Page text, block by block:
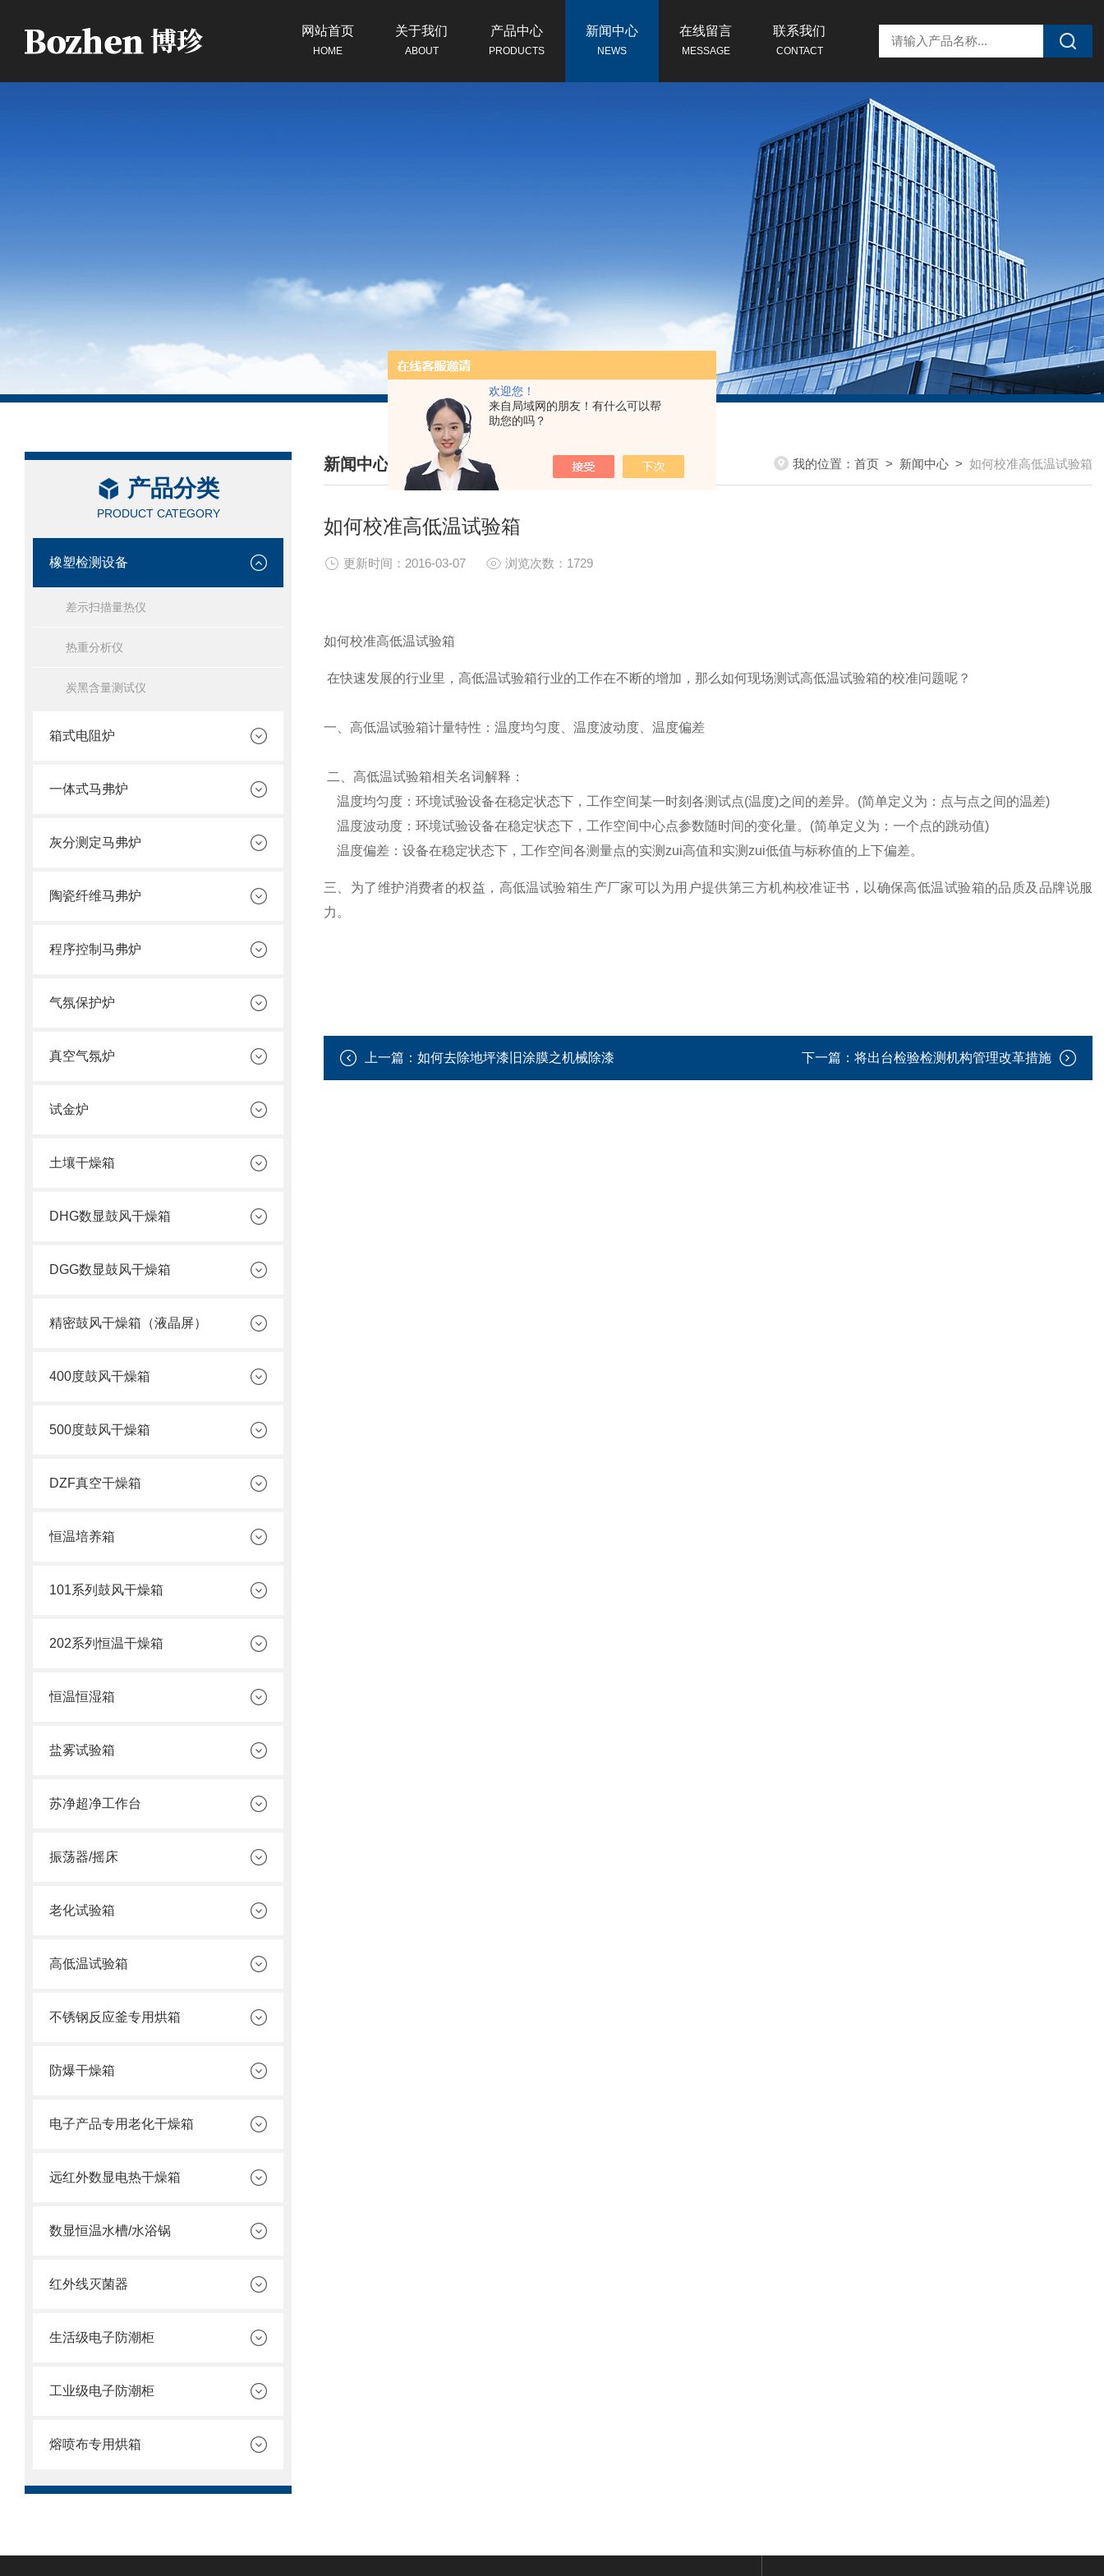
欢迎您！
来自局域网的朋友！有什么可以帮
助您的吗？
网站首页
HOME
关于我们
ABOUT
产品中心
PRODUCTS
新闻中心
NEWS
在线留言
MESSAGE
联系我们
CONTACT
产品分类
PRODUCT CATEGORY
橡塑检测设备
差示扫描量热仪
热重分析仪
炭黑含量测试仪
箱式电阻炉
一体式马弗炉
灰分测定马弗炉
陶瓷纤维马弗炉
程序控制马弗炉
气氛保护炉
真空气氛炉
试金炉
土壤干燥箱
DHG数显鼓风干燥箱
DGG数显鼓风干燥箱
精密鼓风干燥箱（液晶屏）
400度鼓风干燥箱
500度鼓风干燥箱
DZF真空干燥箱
恒温培养箱
101系列鼓风干燥箱
202系列恒温干燥箱
恒温恒湿箱
盐雾试验箱
苏净超净工作台
振荡器/摇床
老化试验箱
高低温试验箱
不锈钢反应釜专用烘箱
防爆干燥箱
电子产品专用老化干燥箱
远红外数显电热干燥箱
数显恒温水槽/水浴锅
红外线灭菌器
生活级电子防潮柜
工业级电子防潮柜
熔喷布专用烘箱
新闻中心
/ NEWS CENTER
我的位置： 首页 > 新闻中心 > 如何校准高低温试验箱
如何校准高低温试验箱
更新时间：2016-03-07 浏览次数：1729
如何校准高低温试验箱
在快速发展的行业里，高低温试验箱行业的工作在不断的增加，那么如何现场测试高低温试验箱的校准问题呢？
一、高低温试验箱计量特性：温度均匀度、温度波动度、温度偏差
二、高低温试验箱相关名词解释：
温度均匀度：环境试验设备在稳定状态下，工作空间某一时刻各测试点(温度)之间的差异。(简单定义为：点与点之间的温差)
温度波动度：环境试验设备在稳定状态下，工作空间中心点参数随时间的变化量。(简单定义为：一个点的跳动值)
温度偏差：设备在稳定状态下，工作空间各测量点的实测zui高值和实测zui低值与标称值的上下偏差。
三、为了维护消费者的权益，高低温试验箱生产厂家可以为用户提供第三方机构校准证书，以确保高低温试验箱的品质及品牌说服
力。
上一篇： 如何去除地坪漆旧涂膜之机械除漆 下一篇： 将出台检验检测机构管理改革措施